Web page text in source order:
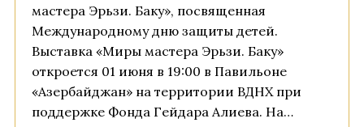
мастера Эрьзи. Баку», посвященная
Международному дню защиты детей.
Выставка «Миры мастера Эрьзи. Баку»
откроется 01 июня в 19:00 в Павильоне
«Азербайджан» на территории ВДНХ при
поддержке Фонда Гейдара Алиева. На…